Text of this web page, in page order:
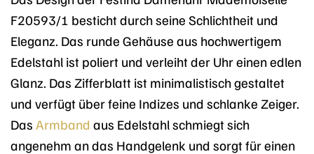
F20593/1 besticht durch seine Schlichtheit und
Eleganz. Das runde Gehäuse aus hochwertigem
Edelstahl ist poliert und verleiht der Uhr einen edlen
Glanz. Das Zifferblatt ist minimalistisch gestaltet
und verfügt über feine Indizes und schlanke Zeiger.
Das Armband aus Edelstahl schmiegt sich
angenehm an das Handgelenk und sorgt für einen